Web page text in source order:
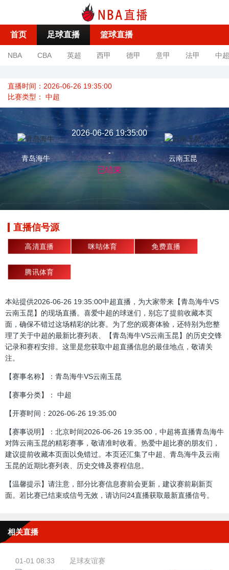
首页 足球直播 篮球直播
NBA CBA 英超 西甲 德甲 意甲 法甲 中超
直播时间：2026-06-26 19:35:00
比赛类型： 中超
青岛海牛
2026-06-26 19:35:00
-
已结束
云南玉昆
直播信号源
高清直播 咪咕体育 免费直播
腾讯体育
本站提供2026-06-26 19:35:00中超直播，为大家带来【青岛海牛VS
云南玉昆】的现场直播。喜爱中超的球迷们，别忘了提前收藏本页
面，确保不错过这场精彩的比赛。为了您的观赛体验，还特别为您整
理了关于中超的最新比赛列表、【青岛海牛VS云南玉昆】的历史交锋
记录和赛程安排。这里是您获取中超直播信息的最佳地点，敬请关
注。
【赛事名称】：青岛海牛VS云南玉昆
【赛事分类】： 中超
【开赛时间：2026-06-26 19:35:00
【赛事说明】：北京时间2026-06-26 19:35:00，中超将直播青岛海牛
对阵云南玉昆的精彩赛事，敬请准时收看。热爱中超比赛的朋友们，
建议提前收藏本页面以免错过。本页还汇集了中超、青岛海牛及云南
玉昆的近期比赛列表、历史交锋及赛程信息。
【温馨提示】请注意，部分比赛信息赛前会更新，建议赛前刷新页
面。若比赛已结束或信号无效，请访问24直播获取最新直播信号。
相关直播
01-01 08:33
足球友谊赛